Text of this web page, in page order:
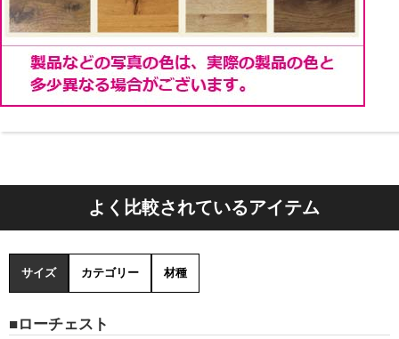
よく比較されているアイテム
サイズ カテゴリー 材種
■ローチェスト